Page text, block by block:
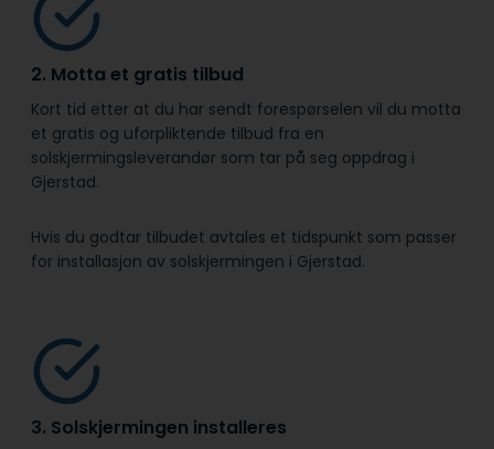
2. Motta et gratis tilbud
Kort tid etter at du har sendt forespørselen vil du motta
et gratis og uforpliktende tilbud fra en
solskjermingsleverandør som tar på seg oppdrag i
Gjerstad.
Hvis du godtar tilbudet avtales et tidspunkt som passer
for installasjon av solskjermingen i Gjerstad.
3. Solskjermingen installeres